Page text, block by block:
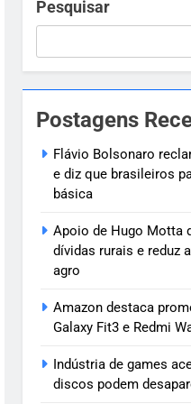
criança de 7
Pesquisar
Postagens
Flávio Bolsonaro
e diz que brasileiros
básica
Apoio de Hugo Motta
dívidas rurais e reduz
agro
Amazon destaca
Galaxy Fit3 e Redmi
Indústria de games
discos podem